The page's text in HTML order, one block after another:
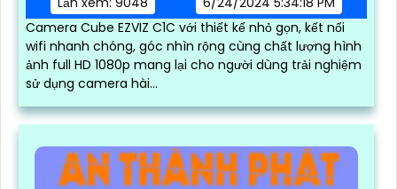
Camera Cube EZVIZ C1C với thiết kế nhỏ gọn, kết nối
wifi nhanh chóng, góc nhìn rộng cùng chất lượng hình
ảnh full HD 1080p mang lại cho người dùng trải nghiệm
sử dụng camera hài...